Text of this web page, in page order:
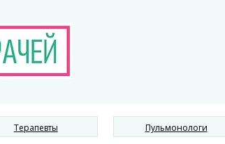
Терапевты Пульмонологи